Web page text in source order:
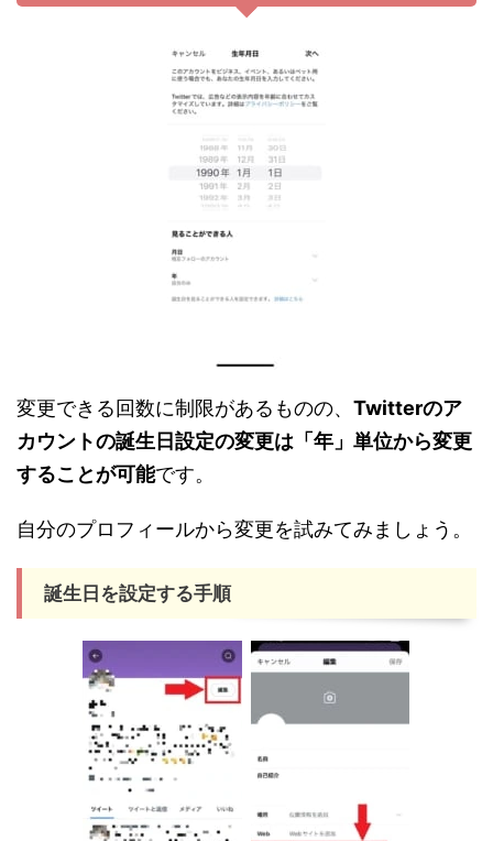
変更できる回数に制限があるものの、 Twitterのア
カウントの誕生日設定の変更は「年」単位から変更
することが可能です。
自分のプロフィールから変更を試みてみましょう。
誕生日を設定する手順